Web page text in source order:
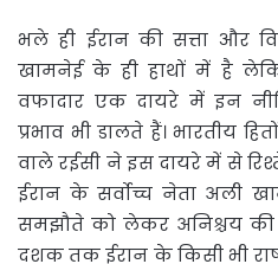
भले ही ईरान की सत्ता और
खामनेई के ही हाथों में है
वफादार एक दायरे में इन
प्रभाव भी डालते हैं। भारतीय
वाले रईसी ने इस दायरे में से
ईरान के सर्वोच्च नेता अली
समझौते को लेकर अनिश्चय की
दशक तक ईरान के किसी भी